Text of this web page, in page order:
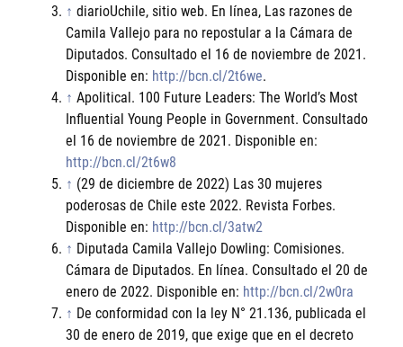
↑ diarioUchile, sitio web. En línea, Las razones de
Camila Vallejo para no repostular a la Cámara de
Diputados. Consultado el 16 de noviembre de 2021.
Disponible en: http://bcn.cl/2t6we.
↑ Apolitical. 100 Future Leaders: The World’s Most
Influential Young People in Government. Consultado
el 16 de noviembre de 2021. Disponible en:
http://bcn.cl/2t6w8
↑ (29 de diciembre de 2022) Las 30 mujeres
poderosas de Chile este 2022. Revista Forbes.
Disponible en: http://bcn.cl/3atw2
↑ Diputada Camila Vallejo Dowling: Comisiones.
Cámara de Diputados. En línea. Consultado el 20 de
enero de 2022. Disponible en: http://bcn.cl/2w0ra
↑ De conformidad con la ley N° 21.136, publicada el
30 de enero de 2019, que exige que en el decreto